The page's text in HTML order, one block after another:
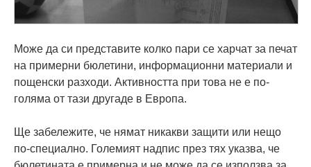
Може да си представите колко пари се харчат за печат
на примерни бюлетини, информационни материали и
пощенски разходи. Активността при това не е по-
голяма от тази другаде в Европа.
Ще забележите, че нямат никакви защити или нещо
по-специално. Големият надпис през тях указва, че